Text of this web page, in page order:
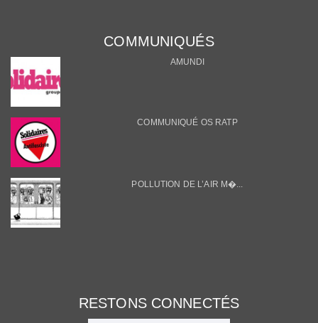
COMMUNIQUÉS
AMUNDI
COMMUNIQUÉ OS RATP
POLLUTION DE L’AIR M�...
RESTONS CONNECTÉS